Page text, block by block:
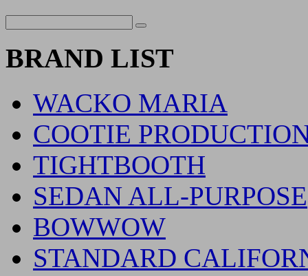
BRAND LIST
WACKO MARIA
COOTIE
TIGHTBOOTH
SEDAN ALL-PURPOSE
BOWWOW
STANDARD